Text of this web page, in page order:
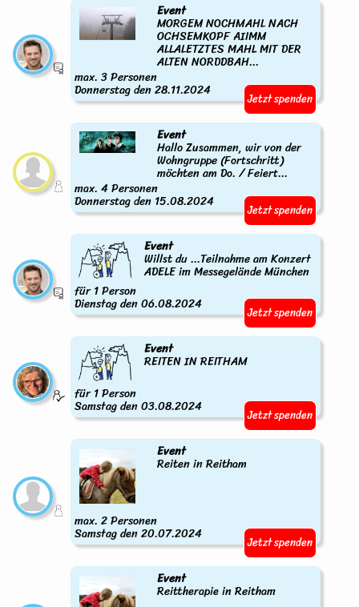
Event
MORGEM NOCHMAHL NACH
OCHSEMKOPF AIIMM
ALLALETZTES MAHL MIT DER
ALTEN NORDDBAH...
max. 3 Personen
Donnerstag den 28.11.2024 Jetzt spenden
Event
Hallo Zusammen, wir von der
Wohngruppe (Fortschritt)
möchten am Do. / Feiert...
max. 4 Personen
Donnerstag den 15.08.2024 Jetzt spenden
Event
Willst du ...Teilnahme am Konzert
ADELE im Messegelände München
für 1 Person
Dienstag den 06.08.2024 Jetzt spenden
Event
REITEN IN REITHAM
für 1 Person
Samstag den 03.08.2024 Jetzt spenden
Event
Reiten in Reitham
max. 2 Personen
Samstag den 20.07.2024 Jetzt spenden
Event
Reittherapie in Reitham